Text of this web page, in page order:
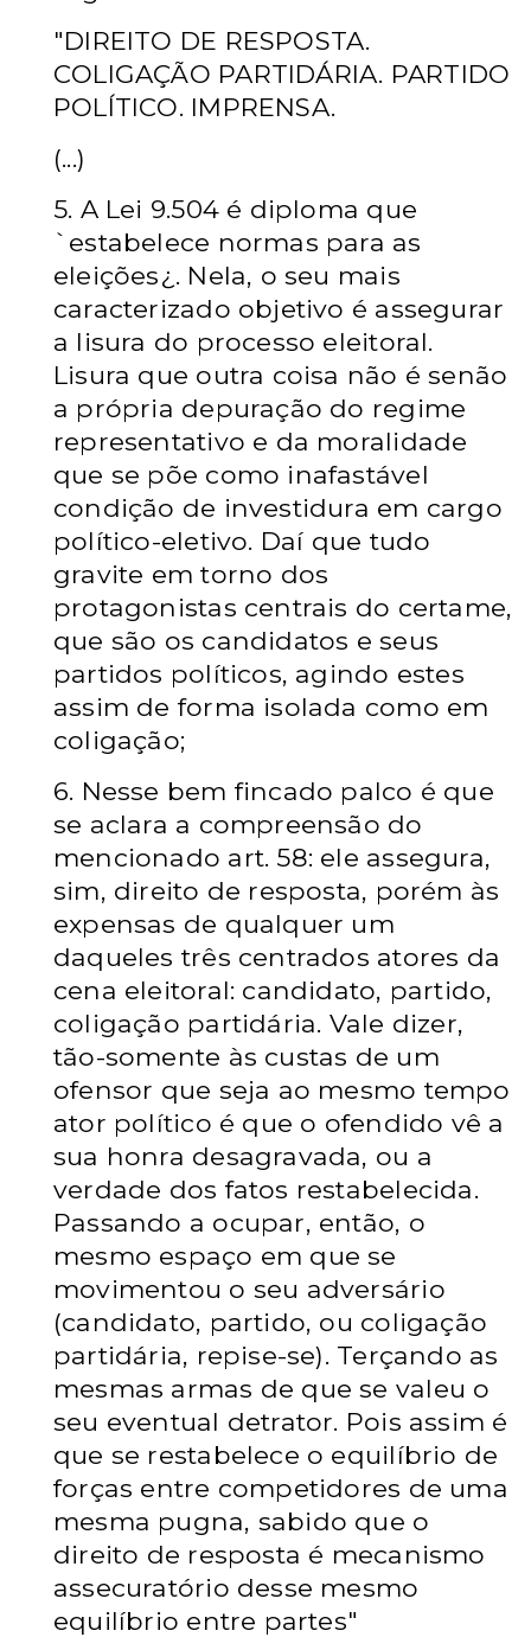
"DIREITO DE RESPOSTA.
COLIGAÇÃO PARTIDÁRIA. PARTIDO
POLÍTICO. IMPRENSA.
(...)
5. A Lei 9.504 é diploma que
`estabelece normas para as
eleições¿. Nela, o seu mais
caracterizado objetivo é assegurar
a lisura do processo eleitoral.
Lisura que outra coisa não é senão
a própria depuração do regime
representativo e da moralidade
que se põe como inafastável
condição de investidura em cargo
político-eletivo. Daí que tudo
gravite em torno dos
protagonistas centrais do certame,
que são os candidatos e seus
partidos políticos, agindo estes
assim de forma isolada como em
coligação;
6. Nesse bem fincado palco é que
se aclara a compreensão do
mencionado art. 58: ele assegura,
sim, direito de resposta, porém às
expensas de qualquer um
daqueles três centrados atores da
cena eleitoral: candidato, partido,
coligação partidária. Vale dizer,
tão-somente às custas de um
ofensor que seja ao mesmo tempo
ator político é que o ofendido vê a
sua honra desagravada, ou a
verdade dos fatos restabelecida.
Passando a ocupar, então, o
mesmo espaço em que se
movimentou o seu adversário
(candidato, partido, ou coligação
partidária, repise-se). Terçando as
mesmas armas de que se valeu o
seu eventual detrator. Pois assim é
que se restabelece o equilíbrio de
forças entre competidores de uma
mesma pugna, sabido que o
direito de resposta é mecanismo
assecuratório desse mesmo
equilíbrio entre partes"